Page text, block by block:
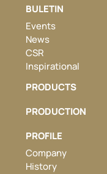
BULETIN
Events
News
CSR
Inspirational
PRODUCTS
PRODUCTION
PROFILE
Company
History